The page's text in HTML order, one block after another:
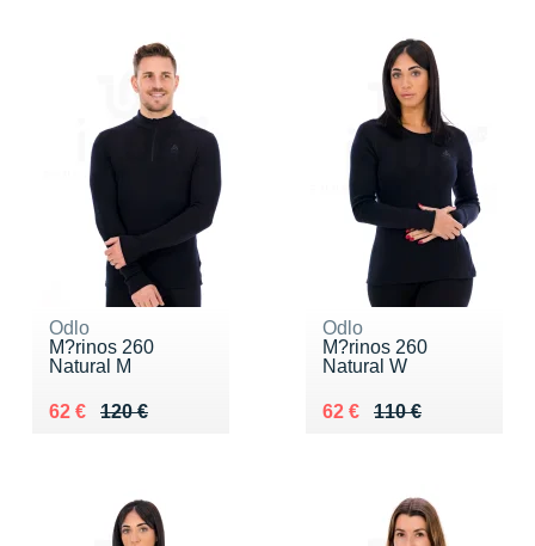
Odlo
M?rinos 260
Natural M
120 €
Au lieu de 120 €
62 €
Vendu 62 €
Odlo
M?rinos 260
Natural W
110 €
Au lieu de 110 €
62 €
Vendu 62 €